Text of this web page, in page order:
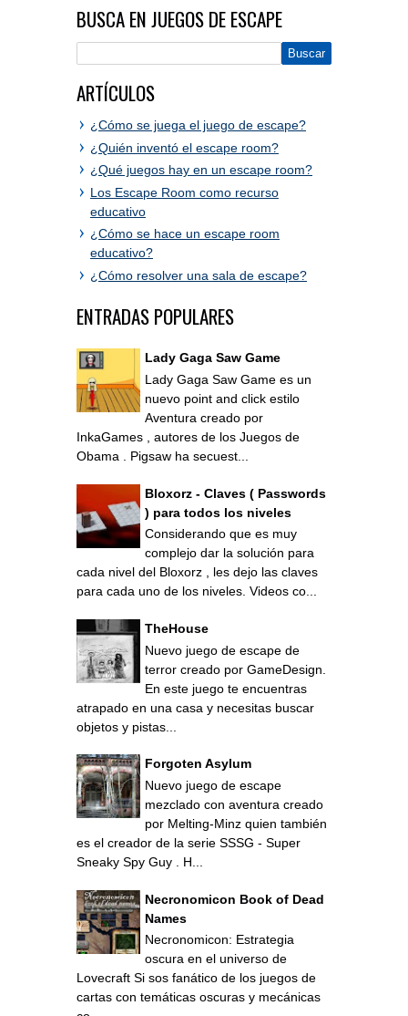
BUSCA EN JUEGOS DE ESCAPE
ARTÍCULOS
¿Cómo se juega el juego de escape?
¿Quién inventó el escape room?
¿Qué juegos hay en un escape room?
Los Escape Room como recurso
educativo
¿Cómo se hace un escape room
educativo?
¿Cómo resolver una sala de escape?
ENTRADAS POPULARES
Lady Gaga Saw Game
Lady Gaga Saw Game es un
nuevo point and click estilo
Aventura creado por
InkaGames , autores de los Juegos de
Obama . Pigsaw ha secuest...
Bloxorz - Claves ( Passwords
) para todos los niveles
Considerando que es muy
complejo dar la solución para
cada nivel del Bloxorz , les dejo las claves
para cada uno de los niveles. Videos co...
TheHouse
Nuevo juego de escape de
terror creado por GameDesign.
En este juego te encuentras
atrapado en una casa y necesitas buscar
objetos y pistas...
Forgoten Asylum
Nuevo juego de escape
mezclado con aventura creado
por Melting-Minz quien también
es el creador de la serie SSSG - Super
Sneaky Spy Guy . H...
Necronomicon Book of Dead
Names
Necronomicon: Estrategia
oscura en el universo de
Lovecraft Si sos fanático de los juegos de
cartas con temáticas oscuras y mecánicas